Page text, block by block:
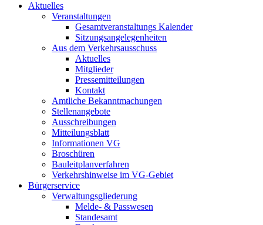
Aktuelles
Veranstaltungen
Gesamtveranstaltungs Kalender
Sitzungsangelegenheiten
Aus dem Verkehrsausschuss
Aktuelles
Mitglieder
Pressemitteilungen
Kontakt
Amtliche Bekanntmachungen
Stellenangebote
Ausschreibungen
Mitteilungsblatt
Informationen VG
Broschüren
Bauleitplanverfahren
Verkehrshinweise im VG-Gebiet
Bürgerservice
Verwaltungsgliederung
Melde- & Passwesen
Standesamt